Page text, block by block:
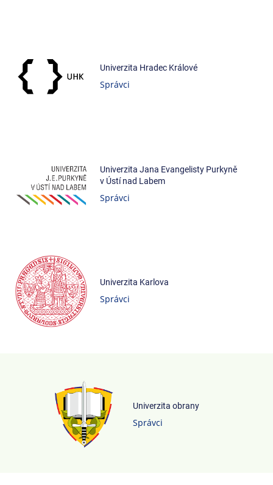
Univerzita Hradec Králové
Správci
Univerzita Jana Evangelisty Purkyně
v Ústí nad Labem
Správci
Univerzita Karlova
Správci
Univerzita obrany
Správci